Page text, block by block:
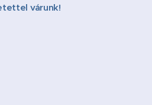
várunk!